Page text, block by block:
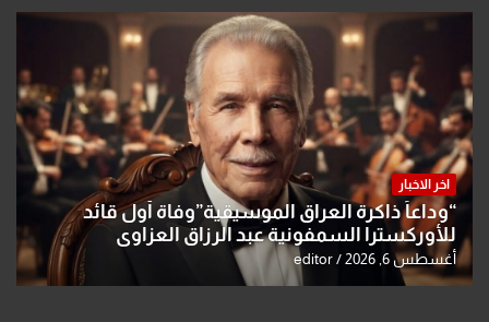
اخر الاخبار
“وداعاً ذاكرة العراق الموسيقية”وفاة أول قائد
للأوركسترا السمفونية عبد الرزاق العزاوي
أغسطس 6, 2026 editor